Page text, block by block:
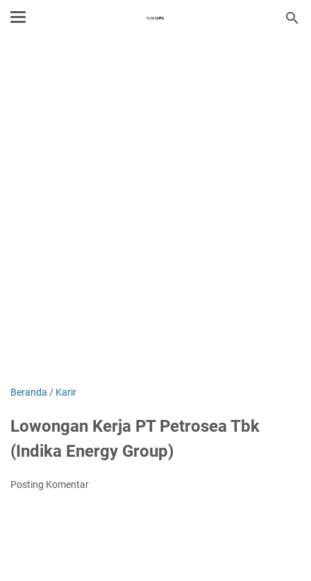
Beranda / Karir
Lowongan Kerja PT Petrosea Tbk
(Indika Energy Group)
Posting Komentar